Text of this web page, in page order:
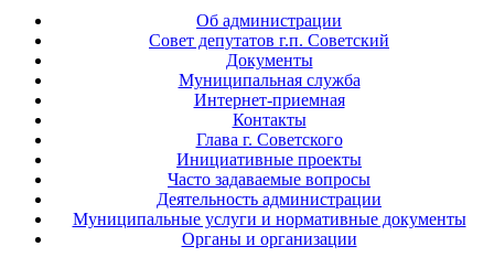
Об администрации
Совет депутатов г.п. Советский
Документы
Муниципальная служба
Интернет-приемная
Контакты
Глава г. Советского
Инициативные проекты
Часто задаваемые вопросы
Деятельность администрации
Муниципальные услуги и нормативные документы
Органы и организации